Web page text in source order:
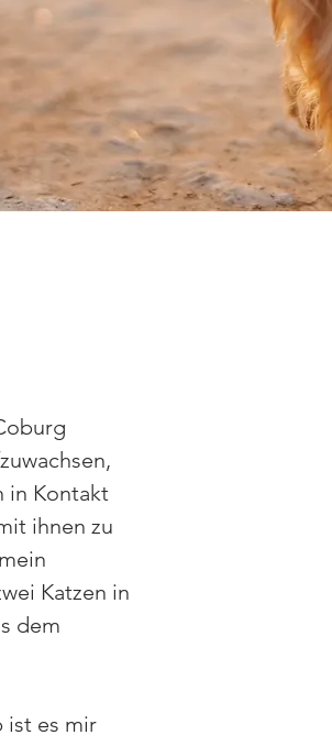
in Kontakt
ihnen zu
Katzen in
dem
ist es mir